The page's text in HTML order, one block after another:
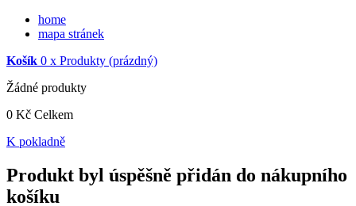
home
mapa stránek
Košík 0 x Produkty (prázdný)
Žádné produkty
0 Kč Celkem
K pokladně
Produkt byl úspěšně přidán do nákupního
košíku